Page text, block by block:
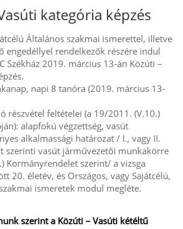
kategória képzés
Általános szakmai ismerettel, illetve
engedéllyel rendelkezők részére indul
Székház 2019. március 13-án Közúti –
napi 8 tanóra (2019. március 13-
részvétel feltételei (a 19/2011. (V.10.)
alapfokú végzettség, vasút
alkalmassági határozat / I., vagy II.
szerinti vasút járművezetői munkakörre
Kormányrendelet szerint/ a vizsga
20. életév, és Országos, vagy Sajátcélú,
ismeretek modul megléte.
szerint a Közúti – Vasúti kétéltű